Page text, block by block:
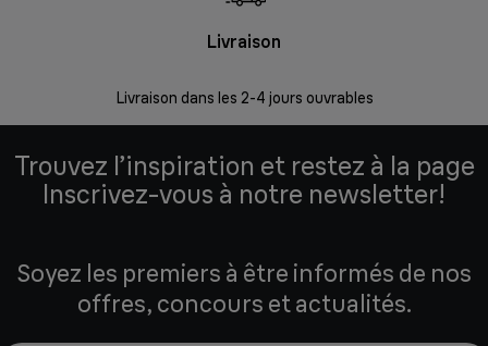
Livraison
Livraison dans les 2-4 jours ouvrables
Trouvez l’inspiration et restez à la page
Inscrivez-vous à notre newsletter!
Soyez les premiers à être informés de nos
offres, concours et actualités.